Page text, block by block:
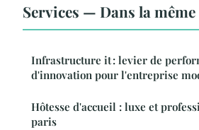
Services — Dans la
Infrastructure it : levier de
d'innovation pour l'entreprise
Hôtesse d'accueil : luxe et
paris